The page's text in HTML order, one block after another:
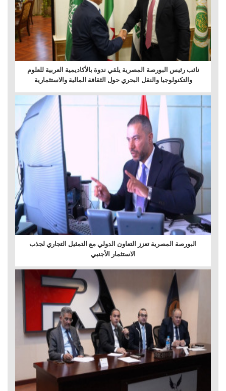
نائب رئيس البورصة المصرية يلقي ندوة بالأكاديمية العربية للعلوم
والتكنولوجيا والنقل البحري حول الثقافة المالية والاستثمارية
البورصة المصرية تعزز التعاون الدولي مع التمثيل التجاري لجذب
الاستثمار الأجنبي